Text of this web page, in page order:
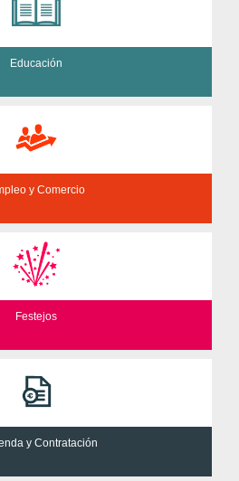
Educación
y Comercio
Festejos
y Contratación